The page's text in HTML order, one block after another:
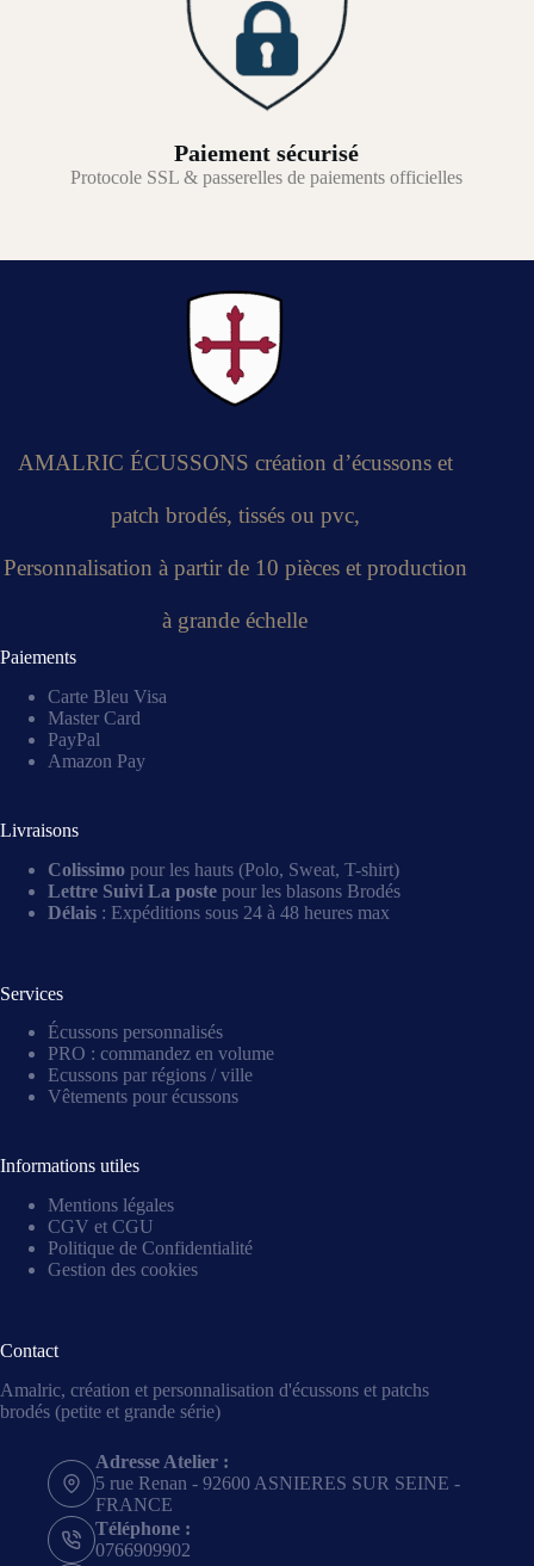
Paiement sécurisé
Protocole SSL & passerelles de paiements officielles
AMALRIC ÉCUSSONS création d’écussons et
patch brodés, tissés ou pvc,
Personnalisation à partir de 10 pièces et production
à grande échelle
Paiements
Carte Bleu Visa
Master Card
PayPal
Amazon Pay
Livraisons
Colissimo pour les hauts (Polo, Sweat, T-shirt)
Lettre Suivi La poste pour les blasons Brodés
Délais : Expéditions sous 24 à 48 heures max
Services
Écussons personnalisés
PRO : commandez en volume
Ecussons par régions / ville
Vêtements pour écussons
Informations utiles
Mentions légales
CGV et CGU
Politique de Confidentialité
Gestion des cookies
Contact
Amalric, création et personnalisation d'écussons et patchs
brodés (petite et grande série)
Adresse Atelier :
5 rue Renan - 92600 ASNIERES SUR SEINE -
FRANCE
Téléphone :
0766909902